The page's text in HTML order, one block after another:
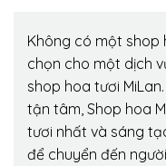
Không có một shop
chọn cho một dịch
shop hoa tươi
tận tâm, Shop hoa
tươi nhất và sáng
để chuyển đến